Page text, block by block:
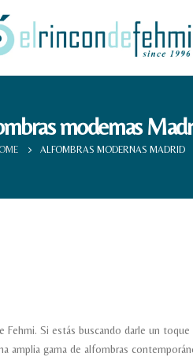
modernas
ALFOMBRAS MODERNAS MADRID
Si estás buscando darle un
amplia gama de alfombras